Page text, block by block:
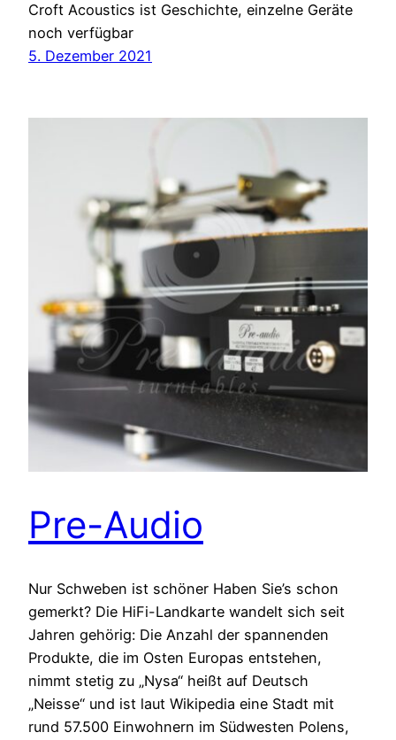
Croft Acoustics ist Geschichte, einzelne Geräte
noch verfügbar
5. Dezember 2021
Pre-Audio
Nur Schweben ist schöner Haben Sie’s schon
gemerkt? Die HiFi-Landkarte wandelt sich seit
Jahren gehörig: Die Anzahl der spannenden
Produkte, die im Osten Europas entstehen,
nimmt stetig zu „Nysa“ heißt auf Deutsch
„Neisse“ und ist laut Wikipedia eine Stadt mit
rund 57.500 Einwohnern im Südwesten Polens,